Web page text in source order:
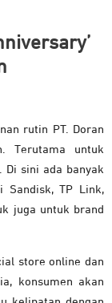
rutin PT. Doran
Terutama untuk
Di sini ada banyak
Sandisk, TP Link,
juga untuk brand
store online dan
konsumen akan